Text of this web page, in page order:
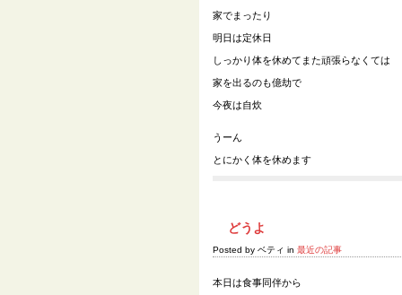
家でまったり
明日は定休日
しっかり体を休めてまた頑張らなくては
家を出るのも億劫で
今夜は自炊
うーん
とにかく体を休めます
どうよ
Posted by ベティ in 最近の記事
本日は食事同伴から